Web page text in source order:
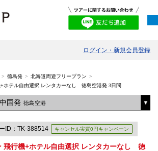
ログイン・新規会員登録
徳島発
北海道周遊フリープラン
ホテル自由選択 レンタカーなし 徳島空港発 3日間
国発 徳島空港
ID：TK-388514 キャンセル実質0円キャンペーン
飛行機+ホテル自由選択 レンタカーなし 徳